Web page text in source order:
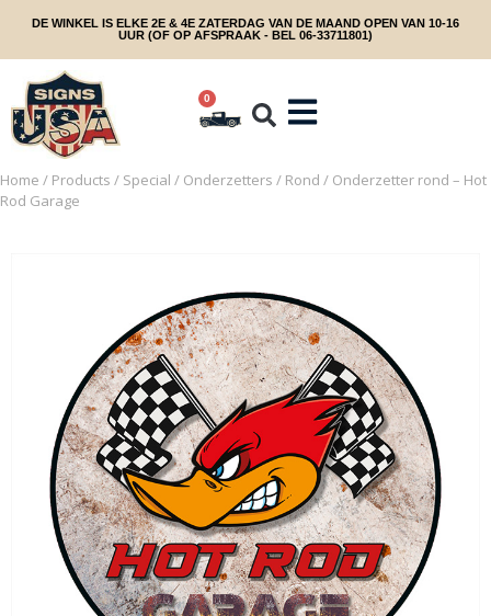
DE WINKEL IS ELKE 2E & 4E ZATERDAG VAN DE MAAND OPEN VAN 10-16
UUR (OF OP AFSPRAAK - BEL 06-33711801)
0
Home / Products / Special / Onderzetters / Rond / Onderzetter rond – Hot
Rod Garage